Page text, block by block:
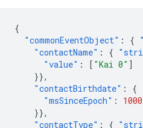
{
"commonEventObject" : {
"contactName" : {
"value" : [ "Kai 0" ]
}},
"contactBirthdate" : {
"msSinceEpoch" :
}},
"contactType" : {